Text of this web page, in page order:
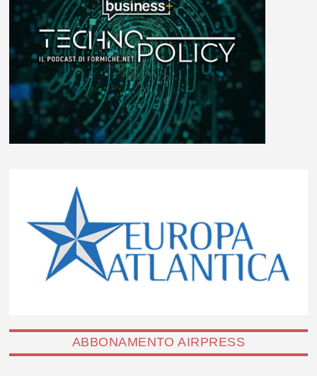
ABBONAMENTO AIRPRESS